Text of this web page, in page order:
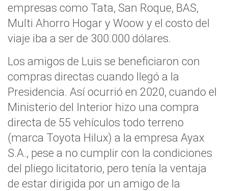
empresas como Tata, San Roque, BAS,
Multi Ahorro Hogar y Woow y el costo del
viaje iba a ser de 300.000 dólares.
Los amigos de Luis se beneficiaron con
compras directas cuando llegó a la
Presidencia. Así ocurrió en 2020, cuando el
Ministerio del Interior hizo una compra
directa de 55 vehículos todo terreno
(marca Toyota Hilux) a la empresa Ayax
S.A., pese a no cumplir con la condiciones
del pliego licitatorio, pero tenía la ventaja
de estar dirigida por un amigo de la